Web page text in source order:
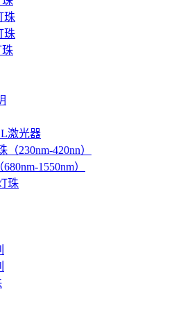
珠
珠
珠
激光器
230nm-420nn）
1550nm）
珠